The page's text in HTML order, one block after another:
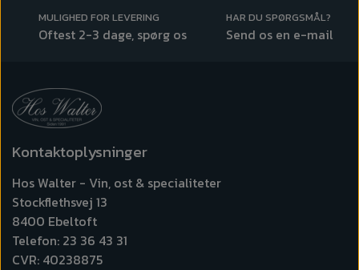
MULIGHED FOR LEVERING
Oftest 2-3 dage, spørg os
HAR DU SPØRGSMÅL?
Send os en e-mail
Kontaktoplysninger
Hos Walter - Vin, ost & specialiteter
Stockflethsvej 13
8400 Ebeltoft
Telefon: 23 36 43 31
CVR: 40238875